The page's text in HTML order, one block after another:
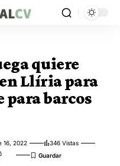
quiere
Llíria para
barcos
16, 2022
346 Vistas